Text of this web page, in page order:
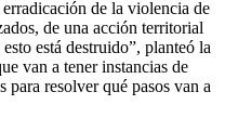
de la violencia de
de una acción territorial
está destruido”, planteó la
van a tener instancias de
resolver qué pasos van a